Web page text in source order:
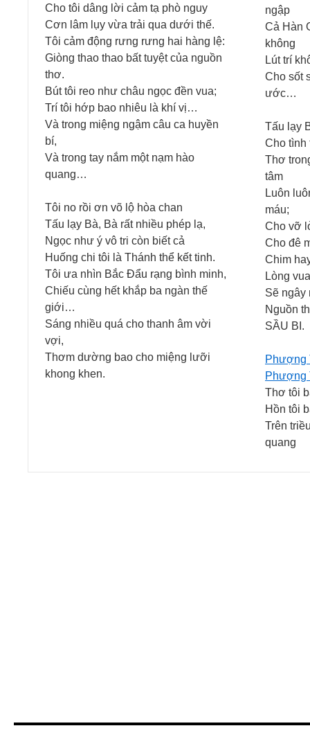
Cho tôi dâng lời cảm tạ phò nguy
Cơn lâm lụy vừa trải qua dưới thế.
Tôi cảm động rưng rưng hai hàng lệ:
Giòng thao thao bất tuyệt của nguồn
thơ.
Bút tôi reo như châu ngọc đền vua;
Trí tôi hớp bao nhiêu là khí vị…
Và trong miệng ngậm câu ca huyền
bí,
Và trong tay nắm một nạm hào
quang…
Tôi no rồi ơn võ lộ hòa chan
Tấu lạy Bà, Bà rất nhiều phép lạ,
Ngọc như ý vô tri còn biết cả
Huống chi tôi là Thánh thể kết tinh.
Tôi ưa nhìn Bắc Đẩu rạng bình minh,
Chiếu cùng hết khắp ba ngàn thế
giới…
Sáng nhiều quá cho thanh âm vời
vợi,
Thơm dường bao cho miệng lưỡi
khong khen.
ngập
Cả Hàn
không
Lút trí
Cho sốt
ước…
Tấu lạy
Cho tình
Thơ
tâm
Luôn
máu;
Cho vỡ
Cho đê
Chim
Lòng
Sẽ ngây
Nguồn
SẦU BI.
Phượng
Phượng
Thơ tôi
Hồn tôi
Trên
quang